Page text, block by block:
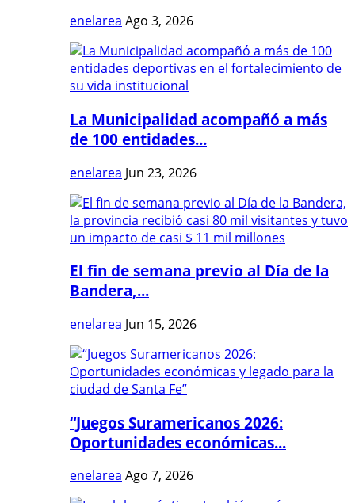
enelarea Ago 3, 2026
La Municipalidad acompañó a más
de 100 entidades...
enelarea Jun 23, 2026
El fin de semana previo al Día de la
Bandera,...
enelarea Jun 15, 2026
“Juegos Suramericanos 2026:
Oportunidades económicas...
enelarea Ago 7, 2026